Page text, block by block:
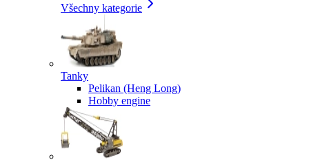
Všechny kategorie
Tanky
Pelikan (Heng Long)
Hobby engine